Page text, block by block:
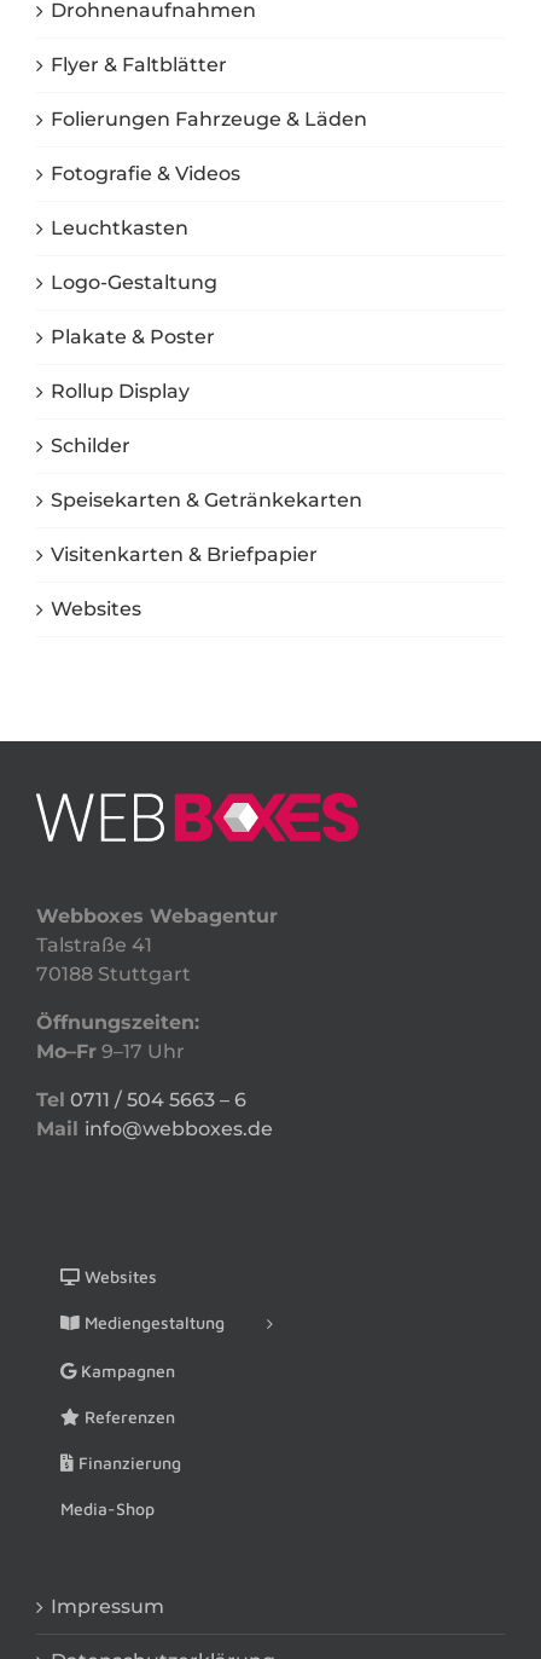
Drohnenaufnahmen
Flyer & Faltblätter
Folierungen Fahrzeuge & Läden
Fotografie & Videos
Leuchtkasten
Logo-Gestaltung
Plakate & Poster
Rollup Display
Schilder
Speisekarten & Getränkekarten
Visitenkarten & Briefpapier
Websites
Webboxes Webagentur
Talstraße 41
70188 Stuttgart
Öffnungszeiten:
Mo–Fr 9–17 Uhr
Tel 0711 / 504 5663 – 6
Mail info@webboxes.de
Websites
Mediengestaltung
Kampagnen
Referenzen
Finanzierung
Media-Shop
Impressum